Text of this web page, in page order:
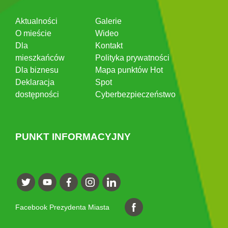
Aktualności
O mieście
Dla
mieszkańców
Dla biznesu
Deklaracja
dostępności
Galerie
Wideo
Kontakt
Polityka prywatności
Mapa punktów Hot
Spot
Cyberbezpieczeństwo
PUNKT INFORMACYJNY
Facebook Prezydenta Miasta